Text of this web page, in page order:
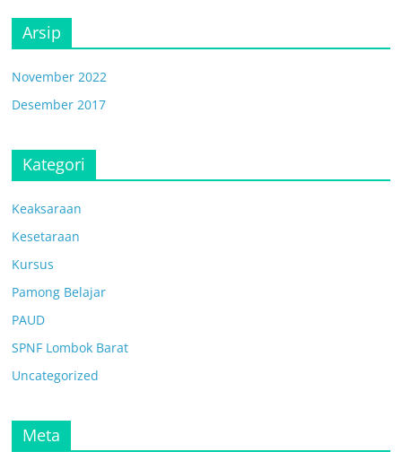
Arsip
November 2022
Desember 2017
Kategori
Keaksaraan
Kesetaraan
Kursus
Pamong Belajar
PAUD
SPNF Lombok Barat
Uncategorized
Meta